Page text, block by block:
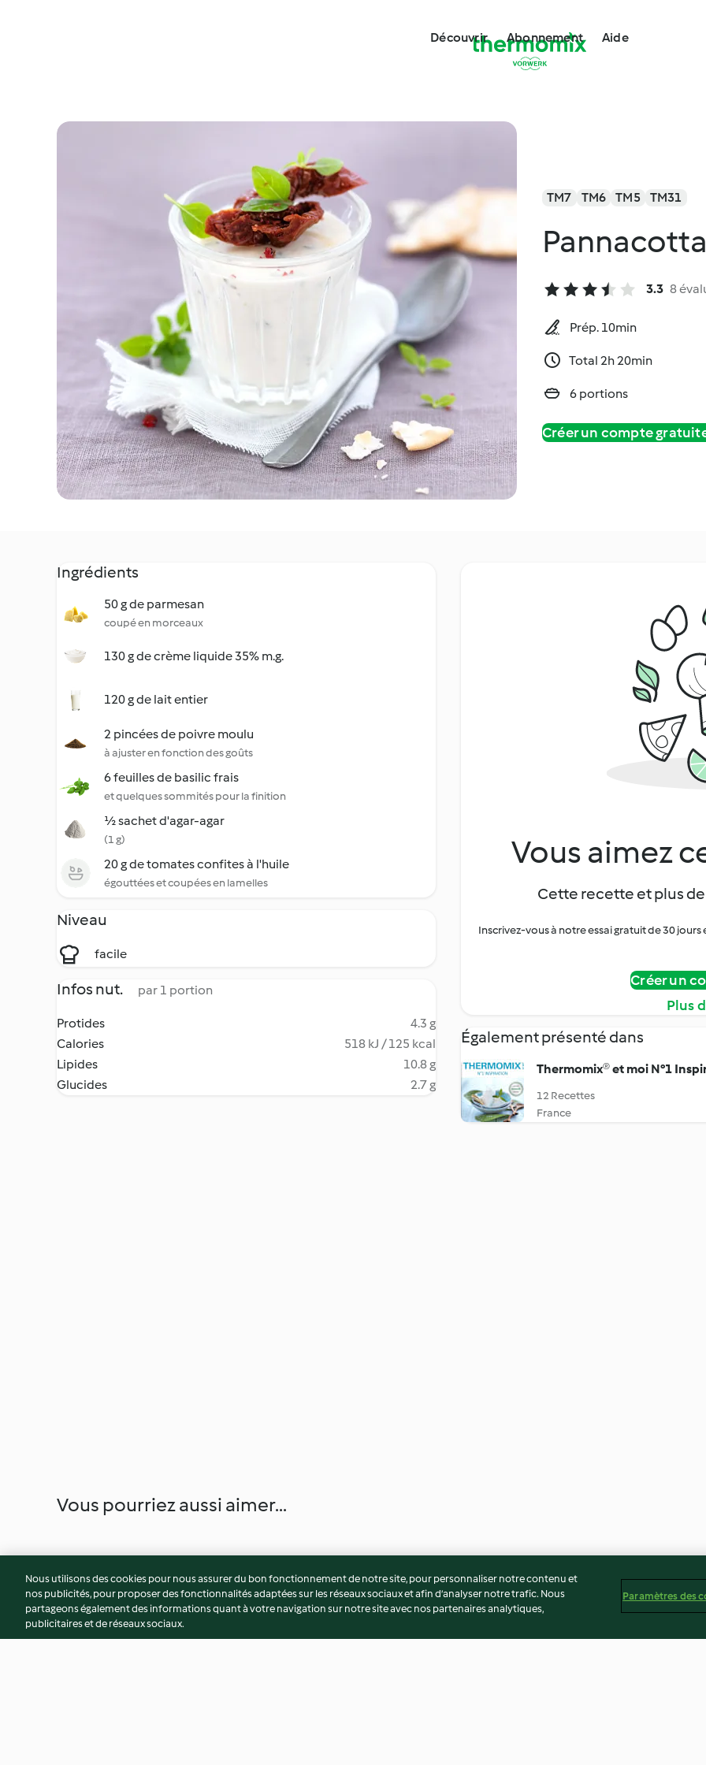
Découvrir Abonnement Aide
TM7 TM6 TM5 TM31
3.3 8
Prép. 10min
Total 2h 20min
6 portions
Créer un compte
Ingrédients
50 g de parmesan
coupé en morceaux
130 g de crème liquide 35% m.g.
120 g de lait entier
2 pincées de poivre moulu
à ajuster en fonction des goûts
6 feuilles de basilic frais
et quelques sommités pour la finition
½ sachet d'agar-agar
(1 g)
20 g de tomates confites à l'huile
égouttées et coupées en lamelles
Niveau
facile
Infos nut. par 1 portion
Protides
4.3 g
Calories
518 kJ / 125 kcal
Lipides
10.8 g
Glucides
2.7 g
Vous aimez
Cette recette et plus
Inscrivez-vous à notre essai gratuit de 30
Créer un
Plus
Également présenté dans
Thermomix® et moi N°1
12 Recettes
France
Vous pourriez aussi aimer...
Nous utilisons des cookies pour nous assurer du bon fonctionnement de notre site, pour personnaliser notre contenu et
nos publicités, pour proposer des fonctionnalités adaptées sur les réseaux sociaux et afin d’analyser notre trafic. Nous
partageons également des informations quant à votre navigation sur notre site avec nos partenaires analytiques,
publicitaires et de réseaux sociaux.
Paramètres des